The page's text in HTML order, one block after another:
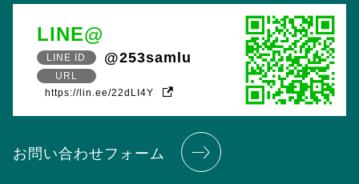
LINE@
LINE ID @253samlu
URL
https://lin.ee/22dLI4Y
お問い合わせフォーム